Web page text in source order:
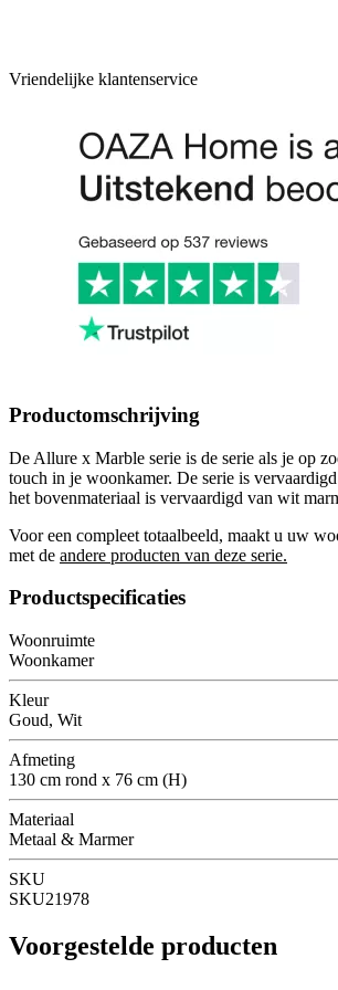
Vriendelijke klantenservice
Productomschrijving
De Allure x Marble serie is de serie als je op
touch in je woonkamer. De serie is
het bovenmateriaal is vervaardigd van wit
Voor een compleet totaalbeeld, maakt u uw
met de andere producten van deze serie.
Productspecificaties
Woonruimte
Woonkamer
Kleur
Goud, Wit
Afmeting
130 cm rond x 76 cm (H)
Materiaal
Metaal & Marmer
SKU
SKU21978
Voorgestelde producten